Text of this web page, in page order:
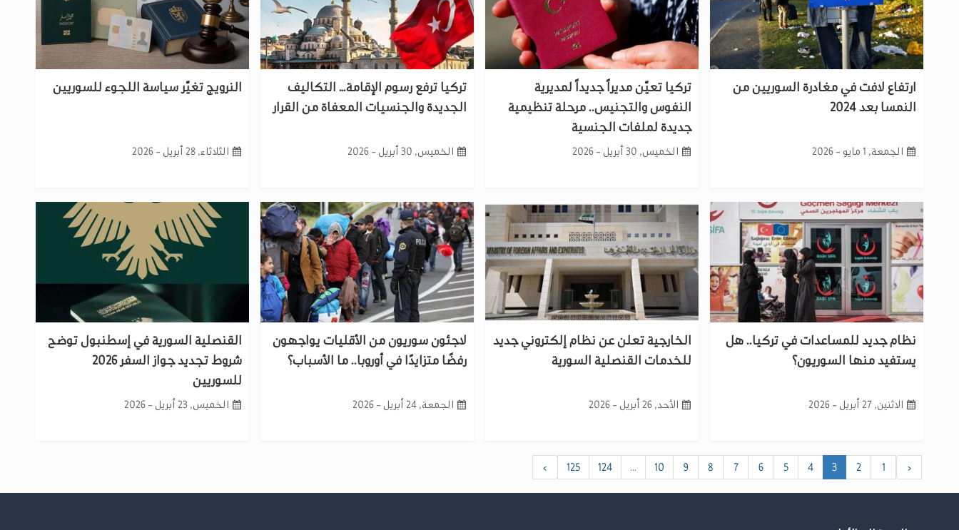
ارتفاع لافت في مغادرة السوريين من
النمسا بعد 2024
الجمعة, 1 مايو - 2026
تركيا تعيّن مديراً جديداً لمديرية
النفوس والتجنيس.. مرحلة تنظيمية
جديدة لملفات الجنسية
الخميس, 30 أبريل - 2026
تركيا ترفع رسوم الإقامة… التكاليف
الجديدة والجنسيات المعفاة من القرار
الخميس, 30 أبريل - 2026
النرويج تغيّر سياسة اللجوء للسوريين
الثلاثاء, 28 أبريل - 2026
نظام جديد للمساعدات في تركيا.. هل
يستفيد منها السوريون؟
الاثنين, 27 أبريل - 2026
الخارجية تعلن عن نظام إلكتروني جديد
للخدمات القنصلية السورية
الأحد, 26 أبريل - 2026
لاجئون سوريون من الأقليات يواجهون
رفضًا متزايدًا في أوروبا.. ما الأسباب؟
الجمعة, 24 أبريل - 2026
القنصلية السورية في إسطنبول توضح
شروط تجديد جواز السفر 2026
للسوريين
الخميس, 23 أبريل - 2026
‹
1
2
3
4
5
6
7
8
9
10
...
124
125
›